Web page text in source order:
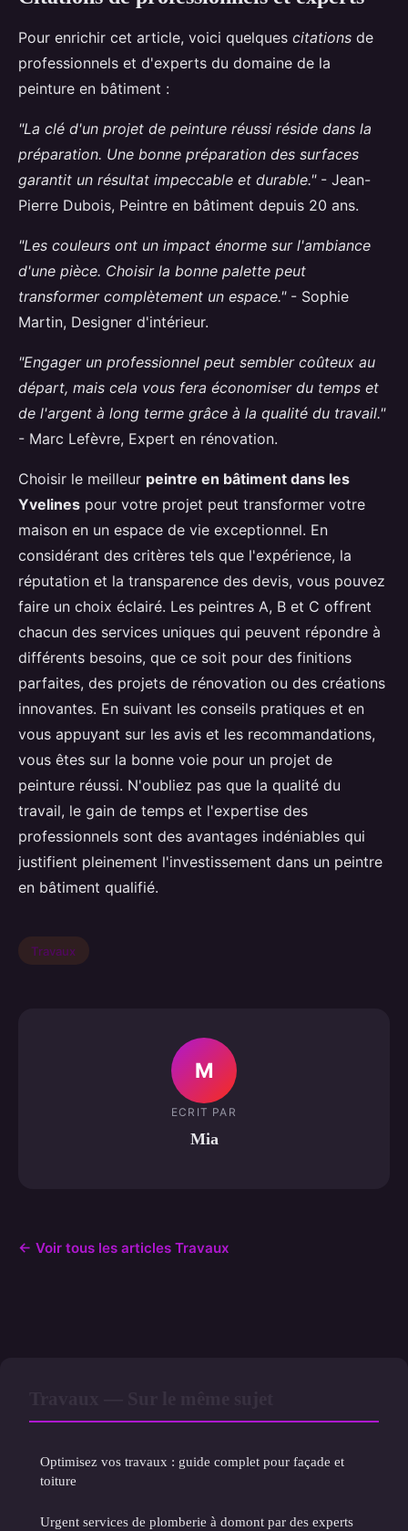
Pour enrichir cet article, voici quelques citations de
professionnels et d'experts du domaine de la
peinture en bâtiment :
"La clé d'un projet de peinture réussi réside dans la
préparation. Une bonne préparation des surfaces
garantit un résultat impeccable et durable."- Jean-
Pierre Dubois, Peintre en bâtiment depuis 20 ans.
"Les couleurs ont un impact énorme sur l'ambiance
d'une pièce. Choisir la bonne palette peut
transformer complètement un espace."- Sophie
Martin, Designer d'intérieur.
"Engager un professionnel peut sembler coûteux au
départ, mais cela vous fera économiser du temps et
de l'argent à long terme grâce à la qualité du travail."
- Marc Lefèvre, Expert en rénovation.
Choisir le meilleur peintre en bâtiment dans les
Yvelines pour votre projet peut transformer votre
maison en un espace de vie exceptionnel. En
considérant des critères tels que l'expérience, la
réputation et la transparence des devis, vous pouvez
faire un choix éclairé. Les peintres A, B et C offrent
chacun des services uniques qui peuvent répondre à
différents besoins, que ce soit pour des finitions
parfaites, des projets de rénovation ou des créations
innovantes. En suivant les conseils pratiques et en
vous appuyant sur les avis et les recommandations,
vous êtes sur la bonne voie pour un projet de
peinture réussi. N'oubliez pas que la qualité du
travail, le gain de temps et l'expertise des
professionnels sont des avantages indéniables qui
justifient pleinement l'investissement dans un peintre
en bâtiment qualifié.
Travaux
M
ECRIT PAR
Mia
← Voir tous les articles Travaux
Optimisez vos travaux : guide complet pour façade et
toiture
Urgent services de plomberie à domont par des experts